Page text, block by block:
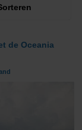
de Oceania